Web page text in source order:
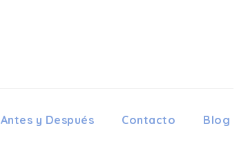
Antes y Después Contacto Blog